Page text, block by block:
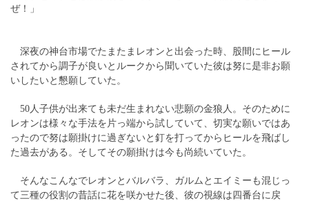
ぜ！」
深夜の神台市場でたまたまレオンと出会った時、股間にヒール
されてから調子が良いとルークから聞いていた彼は努に是非お願
いしたいと懇願していた。
50人子供が出来ても未だ生まれない悲願の金狼人。そのために
レオンは様々な手法を片っ端から試していて、切実な願いではあ
ったので努は願掛けに過ぎないと釘を打ってからヒールを飛ばし
た過去がある。そしてその願掛けは今も尚続いていた。
そんなこんなでレオンとバルバラ、ガルムとエイミーも混じっ
て三種の役割の昔話に花を咲かせた後、彼の視線は四番台に戻